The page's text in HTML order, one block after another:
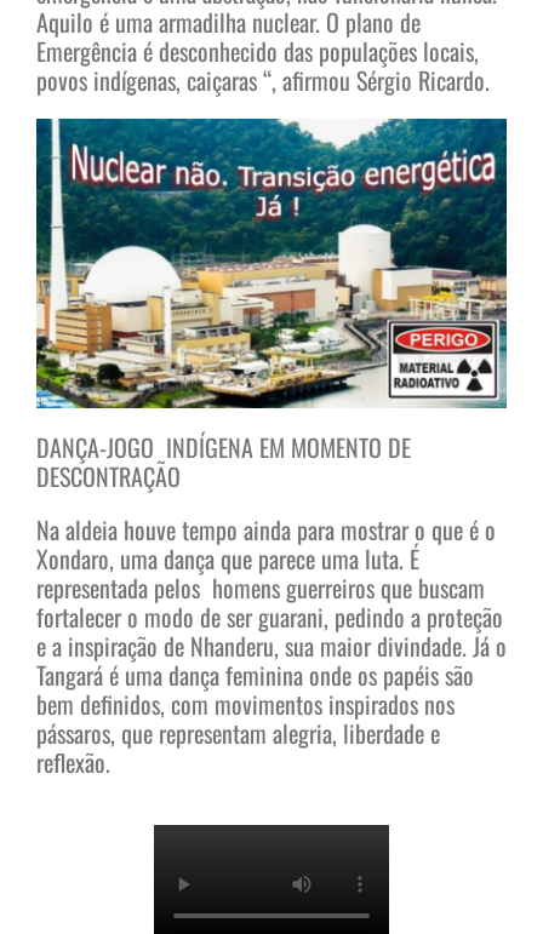
Aquilo é uma armadilha nuclear. O plano de
Emergência é desconhecido das populações locais,
povos indígenas, caiçaras “, afirmou Sérgio Ricardo.
DANÇA-JOGO INDÍGENA EM MOMENTO DE
DESCONTRAÇÃO
Na aldeia houve tempo ainda para mostrar o que é o
Xondaro, uma dança que parece uma luta. É
representada pelos homens guerreiros que buscam
fortalecer o modo de ser guarani, pedindo a proteção
e a inspiração de Nhanderu, sua maior divindade. Já o
Tangará é uma dança feminina onde os papéis são
bem definidos, com movimentos inspirados nos
pássaros, que representam alegria, liberdade e
reflexão.